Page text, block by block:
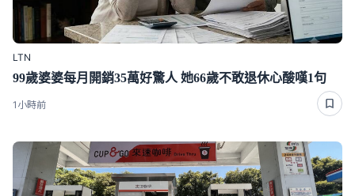
LTN
99歲婆婆每月開銷35萬好驚人 她66歲不敢退休心酸嘆1句
1小時前